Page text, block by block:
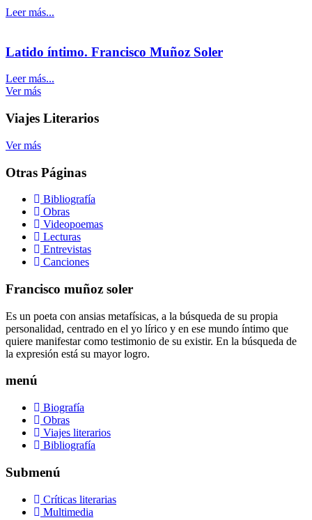
Leer más...
Latido íntimo. Francisco Muñoz Soler
Leer más...
Ver más
Viajes Literarios
Ver más
Otras Páginas
Bibliografía
Obras
Videopoemas
Lecturas
Entrevistas
Canciones
Francisco muñoz soler
Es un poeta con ansias metafísicas, a la búsqueda de su propia
personalidad, centrado en el yo lírico y en ese mundo íntimo que
quiere manifestar como testimonio de su existir. En la búsqueda de
la expresión está su mayor logro.
menú
Biografía
Obras
Viajes literarios
Bibliografía
Submenú
Críticas literarias
Multimedia